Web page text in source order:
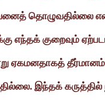
தொழுவதில்லை
எந்தக் குறைவும்
தீர்மானம்
இந்தக்